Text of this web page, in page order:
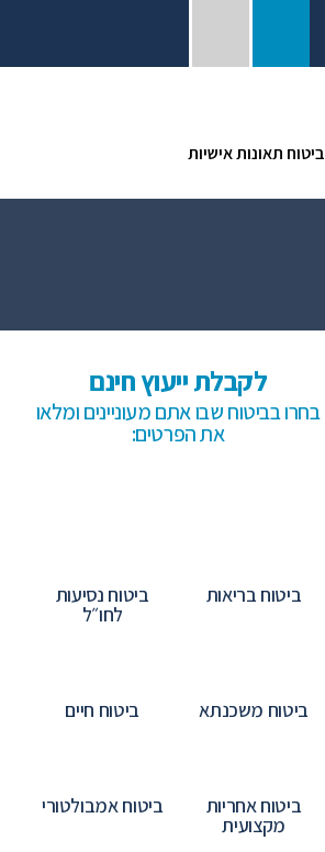
ביטוח תאונות אישיות
לקבלת ייעוץ חינם
בחרו בביטוח שבו אתם מעוניינים ומלאו
את הפרטים:
ביטוח בריאות ביטוח נסיעות
לחו״ל
ביטוח משכנתא ביטוח חיים
ביטוח אחריות
מקצועית
ביטוח אמבולטורי